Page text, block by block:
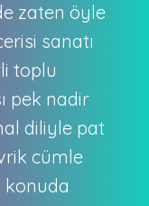
zaten öyle
sanatı
toplu
pek nadir
diliyle pat
cümle
konuda